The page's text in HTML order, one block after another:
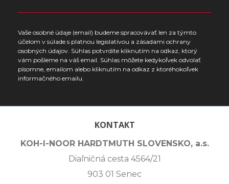
Vaše osobné údaje (email) budeme spracovávať len za týmto
účelom v súlade s platnou legislatívou a zásadami ochrany
osobných údajov. Súhlas potvrdíte kliknutím na odkaz, ktorý
vám pošleme na váš email. Súhlas môžete kedykoľvek odvolať
písomne, emailom alebo kliknutím na odkaz z ktoréhokoľvek
informačného emailu.
KONTAKT
KOH-I-NOOR HARDTMUTH SLOVENSKO, a.s.
Diaľničná cesta 4564/21
903 01 Senec